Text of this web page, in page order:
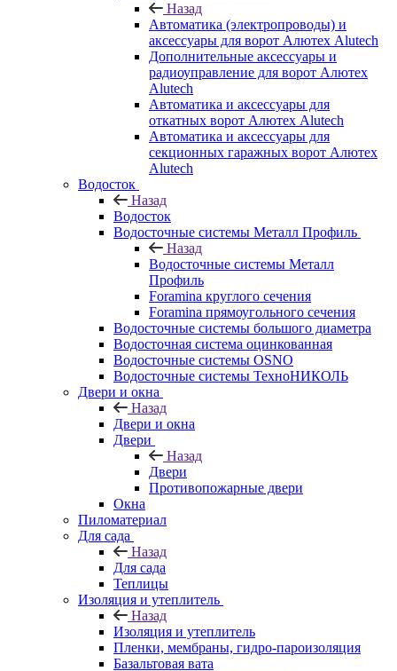
Назад
Автоматика (электропроводы) и
аксессуары для ворот Алютех Alutech
Дополнительные аксессуары и
радиоуправление для ворот Алютех
Alutech
Автоматика и аксессуары для
откатных ворот Алютех Alutech
Автоматика и аксессуары для
секционных гаражных ворот Алютех
Alutech
Водосток
Назад
Водосток
Водосточные системы Металл Профиль
Назад
Водосточные системы Металл
Профиль
Foramina круглого сечения
Foramina прямоугольного сечения
Водосточные системы большого диаметра
Водосточная система оцинкованная
Водосточные системы OSNO
Водосточные системы ТехноНИКОЛЬ
Двери и окна
Назад
Двери и окна
Двери
Назад
Двери
Противопожарные двери
Окна
Пиломатериал
Для сада
Назад
Для сада
Теплицы
Изоляция и утеплитель
Назад
Изоляция и утеплитель
Пленки, мембраны, гидро-пароизоляция
Базальтовая вата